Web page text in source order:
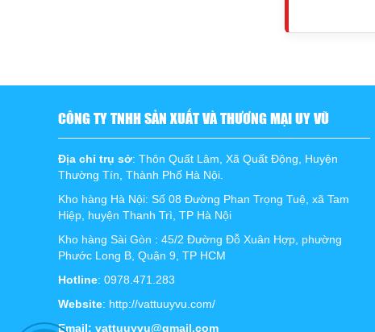
CÔNG TY TNHH SẢN XUẤT VÀ THƯƠNG MẠI UY VŨ
Địa chỉ trụ sở: Thôn Quất Lâm, Xã Quất Động, Huyện
Thường Tín, Thành Phố Hà Nội.
Kho hàng Hà Nội: Số 08 Đường Phan Trọng Tuệ, xã Tam
Hiệp, huyện Thanh Trì, TP Hà Nội
Kho hàng Sài Gòn : 45/2 Đường Đỗ Xuân Hợp, phường
Phước Long B, Quận 9, TP HCM
Hotline: 0978.471.283
Website: http://vattuuyvu.com/
Email: vattuuyvu@gmail.com